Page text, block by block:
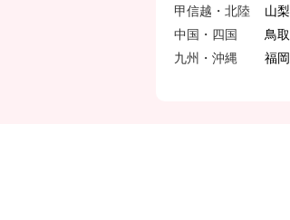
甲信越・北陸
山梨
中国・四国
鳥取
九州・沖縄
福岡